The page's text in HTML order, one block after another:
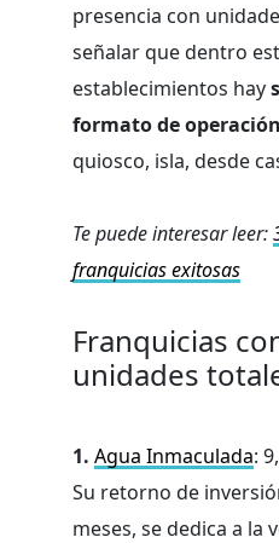
presencia con
señalar que dentro
establecimientos hay
formato de operación
quiosco, isla, desde
Te puede interesar leer:
franquicias exitosas
Franquicias
unidades
1. Agua Inmaculada:
Su retorno de
meses, se dedica a la